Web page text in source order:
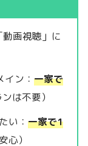
画視聴」に
イン：一家で
は不要）
い：一家で1
心）